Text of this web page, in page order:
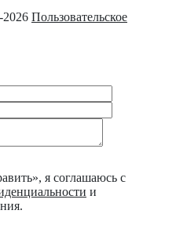
Пользовательское
я соглашаюсь с
и